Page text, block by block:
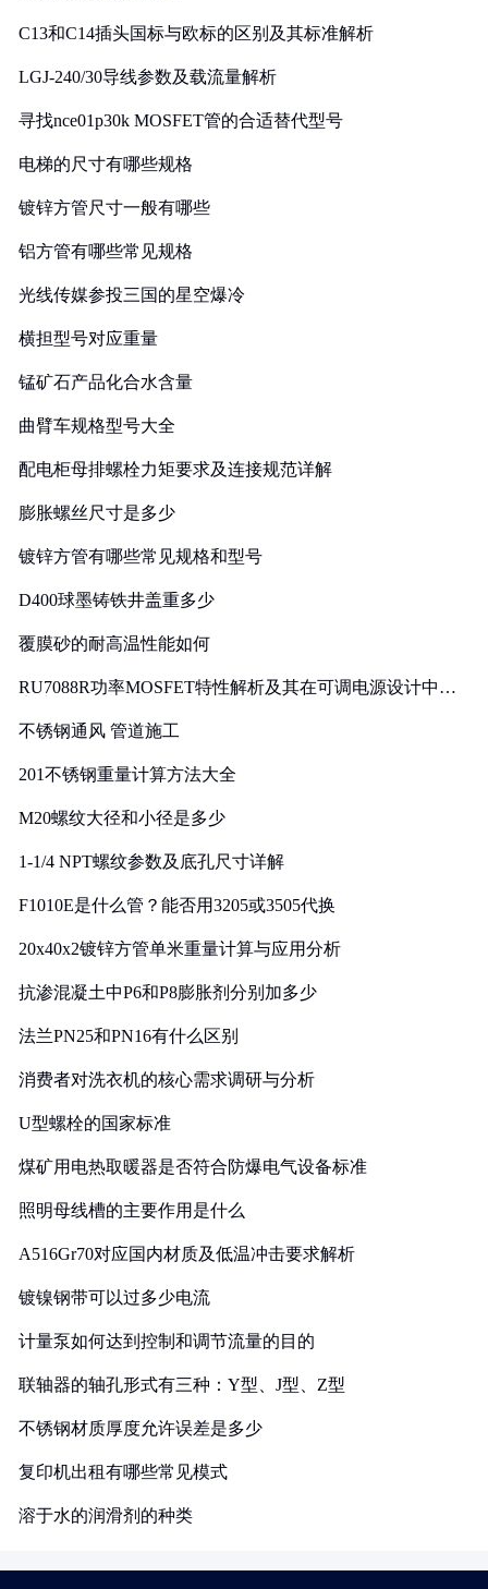
C13和C14插头国标与欧标的区别及其标准解析
LGJ-240/30导线参数及载流量解析
寻找nce01p30k MOSFET管的合适替代型号
电梯的尺寸有哪些规格
镀锌方管尺寸一般有哪些
铝方管有哪些常见规格
光线传媒参投三国的星空爆冷
横担型号对应重量
锰矿石产品化合水含量
曲臂车规格型号大全
配电柜母排螺栓力矩要求及连接规范详解
膨胀螺丝尺寸是多少
镀锌方管有哪些常见规格和型号
D400球墨铸铁井盖重多少
覆膜砂的耐高温性能如何
RU7088R功率MOSFET特性解析及其在可调电源设计中的
不锈钢通风 管道施工
201不锈钢重量计算方法大全
M20螺纹大径和小径是多少
1-1/4 NPT螺纹参数及底孔尺寸详解
F1010E是什么管？能否用3205或3505代换
20x40x2镀锌方管单米重量计算与应用分析
抗渗混凝土中P6和P8膨胀剂分别加多少
法兰PN25和PN16有什么区别
消费者对洗衣机的核心需求调研与分析
U型螺栓的国家标准
煤矿用电热取暖器是否符合防爆电气设备标准
照明母线槽的主要作用是什么
A516Gr70对应国内材质及低温冲击要求解析
镀镍钢带可以过多少电流
计量泵如何达到控制和调节流量的目的
联轴器的轴孔形式有三种：Y型、J型、Z型
不锈钢材质厚度允许误差是多少
复印机出租有哪些常见模式
溶于水的润滑剂的种类